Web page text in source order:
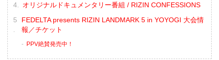
オリジナルドキュメンタリー番組 / RIZIN CONFESSIONS
FEDELTA presents RIZIN LANDMARK 5 in YOYOGI 大会情
報／チケット
PPV絶賛発売中！